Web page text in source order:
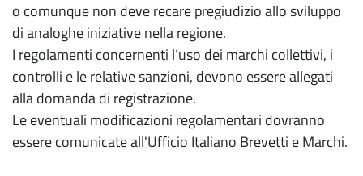
o comunque non deve recare pregiudizio allo sviluppo
di analoghe iniziative nella regione.
I regolamenti concernenti l’uso dei marchi collettivi, i
controlli e le relative sanzioni, devono essere allegati
alla domanda di registrazione.
Le eventuali modificazioni regolamentari dovranno
essere comunicate all'Ufficio Italiano Brevetti e Marchi.